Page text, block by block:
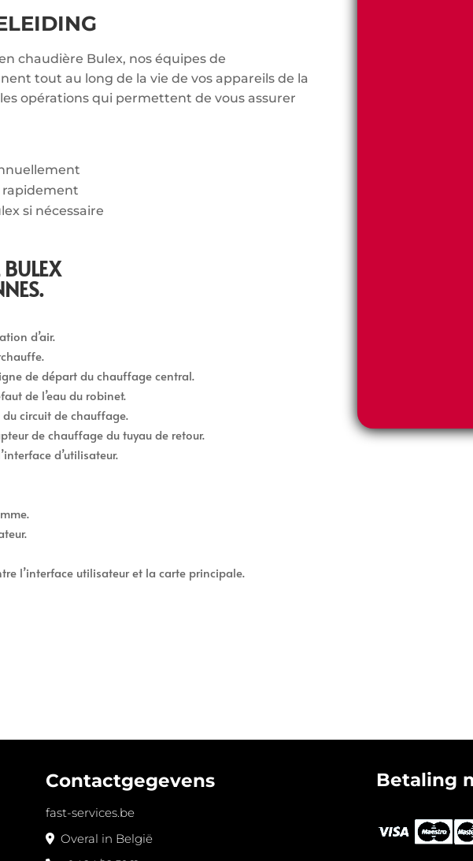
chaudière Bulex, nos équipes de
tout au long de la vie de vos appareils de la
opérations qui permettent de vous assurer
si nécessaire
d’air.
de départ du chauffage central.
de l’eau du robinet.
du circuit de chauffage.
de chauffage du tuyau de retour.
d’utilisateur.
l’interface utilisateur et la carte principale.
Contactgegevens
fast-services.be
Overal in België
Betaling